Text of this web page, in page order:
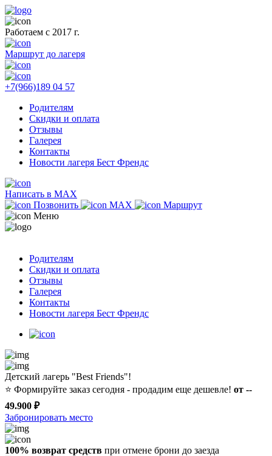
Работаем с 2017 г.
Маршрут до лагеря
+7(966)189 04 57
Родителям
Скидки и оплата
Отзывы
Галерея
Контакты
Новости лагеря Бест Френдс
Написать в MAX
Позвонить
MAX
Маршрут
Меню
Родителям
Скидки и оплата
Отзывы
Галерея
Контакты
Новости лагеря Бест Френдс
Детский лагерь "Best Friends"!
⭐️ Формируйте заказ сегодня - продадим еще дешевле! от --
49.900 ₽
Забронировать место
100% возврат средств при отмене брони до заезда